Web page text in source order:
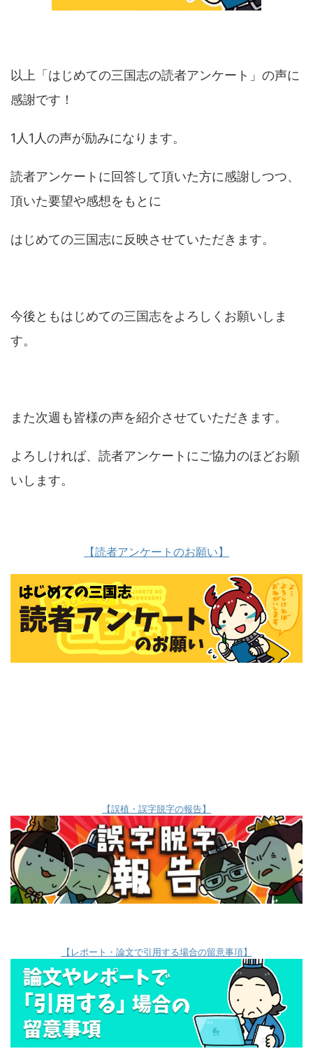
以上「はじめての三国志の読者アンケート」の声に
感謝です！
1人1人の声が励みになります。
読者アンケートに回答して頂いた方に感謝しつつ、
頂いた要望や感想をもとに
はじめての三国志に反映させていただきます。
今後ともはじめての三国志をよろしくお願いしま
す。
また次週も皆様の声を紹介させていただきます。
よろしければ、読者アンケートにご協力のほどお願
いします。
【読者アンケートのお願い】
【誤植・誤字脱字の報告】
【レポート・論文で引用する場合の留意事項】